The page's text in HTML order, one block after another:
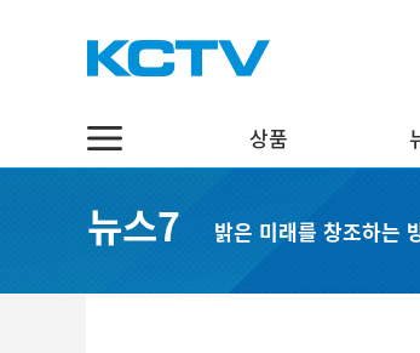
상품
스마트 TV
정치·행정
뉴스7 밝은 미래를 창조하는